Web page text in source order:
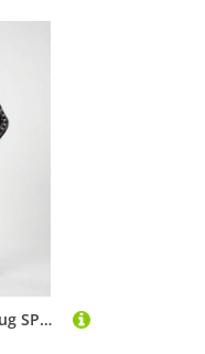
Champion Trainingsanzug SPORT INSPIRED tracksuit with tape (2-tlg), zweiteiliges Set, mit komfortabler Passform, aus Polyester